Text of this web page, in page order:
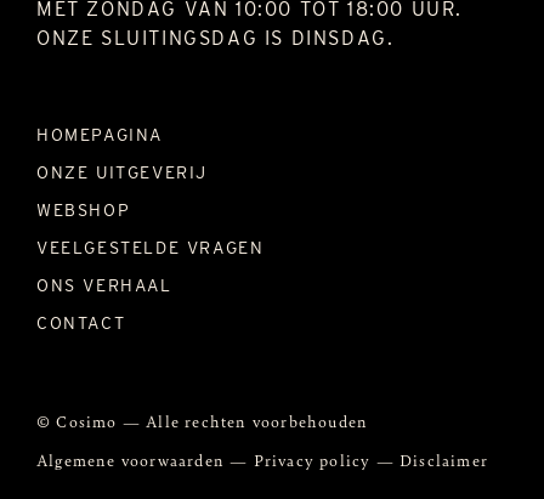
MET ZONDAG VAN 10:00 TOT 18:00 UUR.
ONZE SLUITINGSDAG IS DINSDAG.
HOMEPAGINA
ONZE UITGEVERIJ
WEBSHOP
VEELGESTELDE VRAGEN
ONS VERHAAL
CONTACT
© Cosimo — Alle rechten voorbehouden
Algemene voorwaarden— Privacy policy — Disclaimer